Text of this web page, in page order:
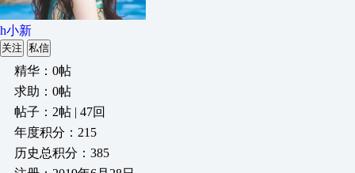
h小新
关注 私信
精华：0帖
求助：0帖
帖子：2帖 | 47回
年度积分：215
历史总积分：385